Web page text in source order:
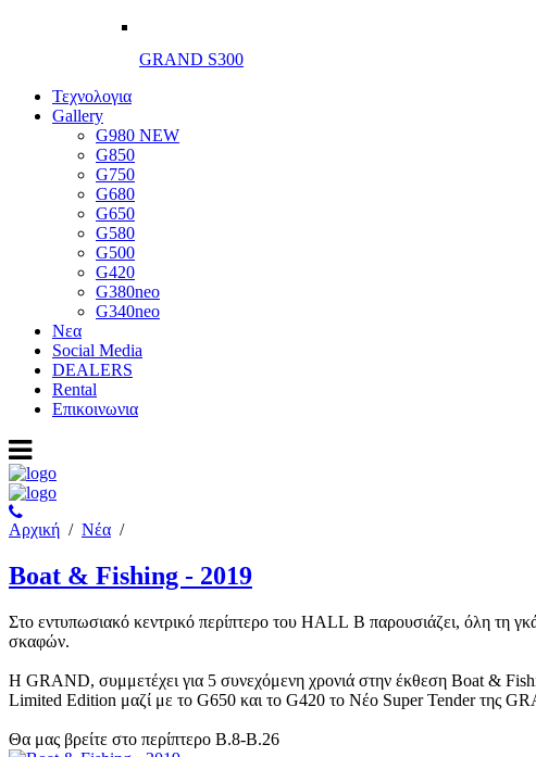
GRAND S300
Τεχνολογια
Gallery
G980 NEW
G850
G750
G680
G650
G580
G500
G420
G380neo
G340neo
Νεα
Social Media
DEALERS
Rental
Επικοινωνια
Αρχική / Νέα /
Boat & Fishing - 2019
Στο εντυπωσιακό κεντρικό περίπτερο του HALL B παρουσιάζει, όλη
σκαφών.
Η GRAND, συμμετέχει για 5 συνεχόμενη χρονιά στην έκθεση Boat &
Limited Edition μαζί με το G650 και το G420 το Νέο Super Tender της
Θα μας βρείτε στο περίπτερο B.8-B.26